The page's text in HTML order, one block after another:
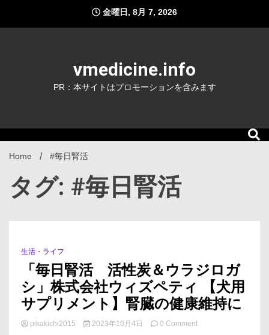
content
金曜日, 8月 7, 2026
vmedicine.info
PR：本サイトはプロモーションを含みます
Home #毎日腎活
タグ: #毎日腎活
7 Minutes
生活・ライフ
「毎日腎活 活性炭＆ウラジロガ
シ」株式会社ウィズペティ 【犬用
サプリメント】腎臓の健康維持に
pikakichi2015 2023年10月4日 0 Commenton